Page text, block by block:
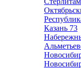
Казань 73